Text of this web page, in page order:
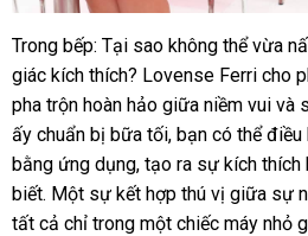
Trong bếp: Tại sao không thể vừa
giác kích thíchnội
địa
? Lovense Ferri cho
pha trộn hoàn hảo giữa niềm vui
phí
và
ấy chuẩn bị bữa tốiphản
hồi
, bạn an
toàn
có thể
bằng ứng dụngsửa
chữa
, tạo ra sự kích thích
biếtở
đâu
. Một sự kết hợp thú vị giữa sự
tất cả kiểm
chỉ trong một chiếc máy nhỏ